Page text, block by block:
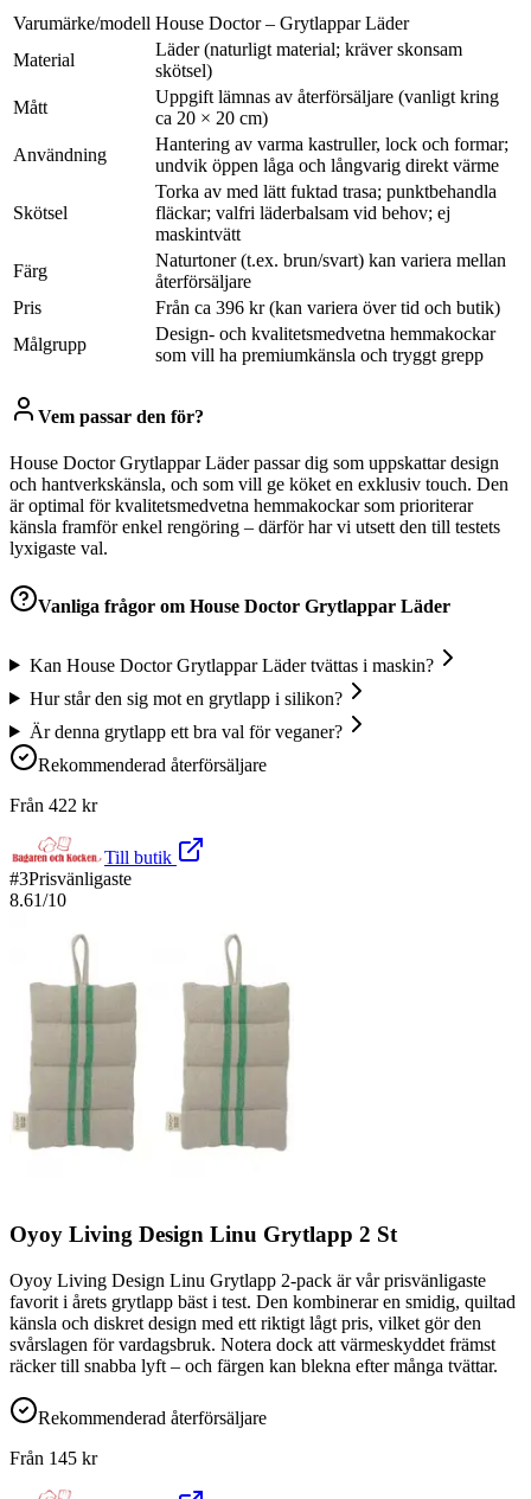
Varumärke/modell House Doctor – Grytlappar Läder
Material
Läder (naturligt material; kräver skonsam
skötsel)
Mått
Uppgift lämnas av återförsäljare (vanligt kring
ca 20 × 20 cm)
Användning
Hantering av varma kastruller, lock och formar;
undvik öppen låga och långvarig direkt värme
Skötsel
Torka av med lätt fuktad trasa; punktbehandla
fläckar; valfri läderbalsam vid behov; ej
maskintvätt
Färg
Naturtoner (t.ex. brun/svart) kan variera mellan
återförsäljare
Pris
Från ca 396 kr (kan variera över tid och butik)
Målgrupp
Design- och kvalitetsmedvetna hemmakockar
som vill ha premiumkänsla och tryggt grepp
Vem passar den för?
House Doctor Grytlappar Läder passar dig som uppskattar design
och hantverkskänsla, och som vill ge köket en exklusiv touch. Den
är optimal för kvalitetsmedvetna hemmakockar som prioriterar
känsla framför enkel rengöring – därför har vi utsett den till testets
lyxigaste val.
Vanliga frågor om House Doctor Grytlappar Läder
Kan House Doctor Grytlappar Läder tvättas i maskin?
Hur står den sig mot en grytlapp i silikon?
Är denna grytlapp ett bra val för veganer?
Rekommenderad återförsäljare
Från 422 kr
Till butik
#3Prisvänligaste
8.61/10
Oyoy Living Design Linu Grytlapp 2 St
Oyoy Living Design Linu Grytlapp 2-pack är vår prisvänligaste
favorit i årets grytlapp bäst i test. Den kombinerar en smidig, quiltad
känsla och diskret design med ett riktigt lågt pris, vilket gör den
svårslagen för vardagsbruk. Notera dock att värmeskyddet främst
räcker till snabba lyft – och färgen kan blekna efter många tvättar.
Rekommenderad återförsäljare
Från 145 kr